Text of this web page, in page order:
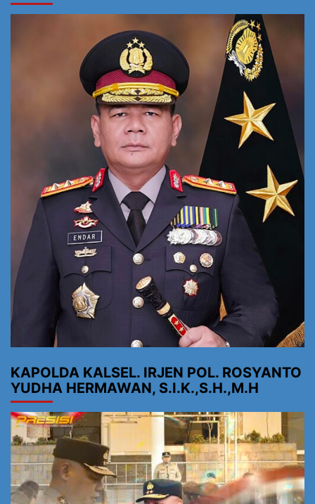
KAPOLDA KALSEL. IRJEN POL. ROSYANTO
YUDHA HERMAWAN, S.I.K.,S.H.,M.H